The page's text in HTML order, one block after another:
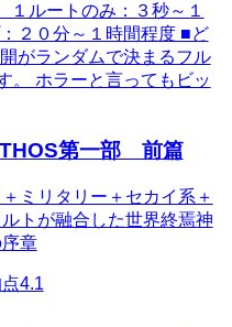
ルートのみ：３秒～１
２０分～１時間程度 ■ど
がランダムで決まるフル
。 ホラーと言ってもビッ
第一部 前篇
＋ミリタリー＋セカイ系＋
トが融合した世界終焉神
章
4.1